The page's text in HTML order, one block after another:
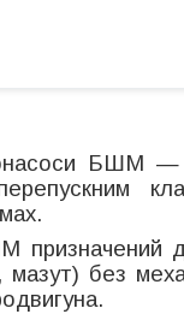
БШМ —
призначений
без